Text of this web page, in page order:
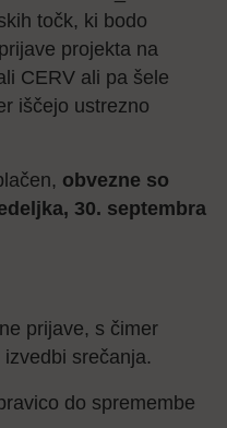
točk, ki bodo
projekta na
CERV ali pa šele
iščejo ustrezno
obvezne so
30. septembra
prijave, s čimer
srečanja.
do spremembe